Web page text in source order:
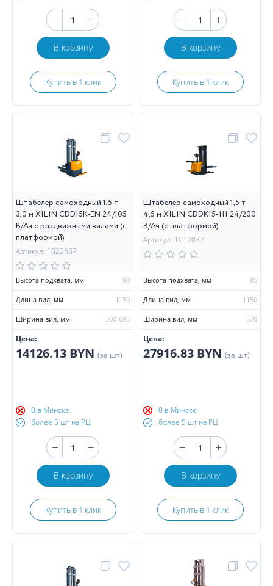
В корзину
Купить в 1 клик
В корзину
Купить в 1 клик
Штабелер самоходный 1,5 т
3,0 м XILIN CDD15K-EN 24/105
В/Ач с раздвижными вилами (с
платформой)
Артикул: 1022687
Высота подхвата, мм 90
Длина вил, мм 1150
Ширина вил, мм 300-695
Цена:
14126.13 BYN (за шт)
0 в Минске
более 5 шт на РЦ
В корзину
Купить в 1 клик
Штабелер самоходный 1,5 т
4,5 м XILIN CDDK15-III 24/200
В/Ач (с платформой)
Артикул: 1012037
Высота подхвата, мм 85
Длина вил, мм 1150
Ширина вил, мм 570
Цена:
27916.83 BYN (за шт)
0 в Минске
более 5 шт на РЦ
В корзину
Купить в 1 клик